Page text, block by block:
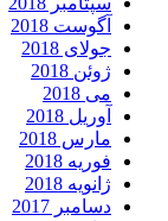
آگوست 2018
جولای 2018
ژوئن 2018
می 2018
آوریل 2018
مارس 2018
فوریه 2018
ژانویه 2018
دسامبر 2017